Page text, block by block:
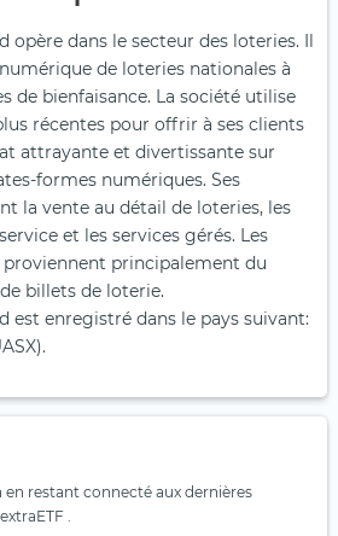
opère dans le secteur des loteries. Il
de loteries nationales à
de bienfaisance. La société utilise
récentes pour offrir à ses clients
attrayante et divertissante sur
formes numériques. Ses
la vente au détail de loteries, les
et les services gérés. Les
proviennent principalement du
billets de loterie.
est enregistré dans le pays suivant:
en restant connecté aux dernières
.